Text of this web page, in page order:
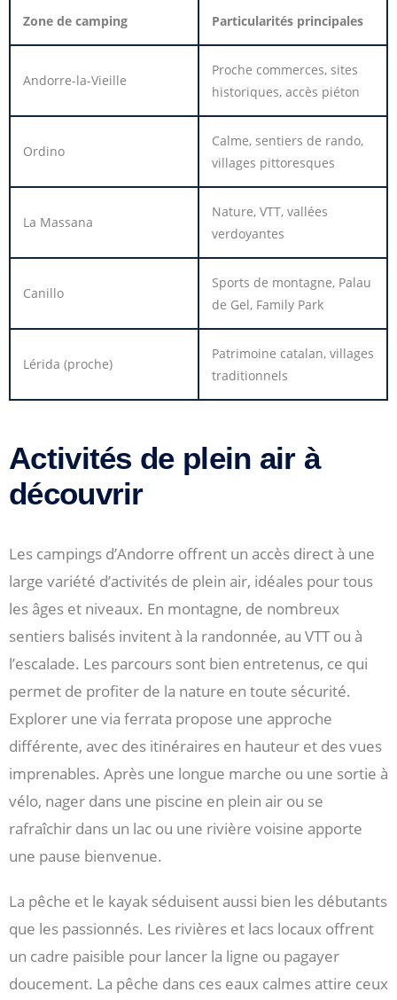
Zone de camping Particularités principales
Andorre-la-Vieille
Proche commerces, sites
historiques, accès piéton
Ordino
Calme, sentiers de rando,
villages pittoresques
La Massana
Nature, VTT, vallées
verdoyantes
Canillo
Sports de montagne, Palau
de Gel, Family Park
Lérida (proche)
Patrimoine catalan, villages
traditionnels
Activités de plein air à
découvrir
Les campings d’Andorre offrent un accès direct à une
large variété d’activités de plein air, idéales pour tous
les âges et niveaux. En montagne, de nombreux
sentiers balisés invitent à la randonnée, au VTT ou à
l’escalade. Les parcours sont bien entretenus, ce qui
permet de profiter de la nature en toute sécurité.
Explorer une via ferrata propose une approche
différente, avec des itinéraires en hauteur et des vues
imprenables. Après une longue marche ou une sortie à
vélo, nager dans une piscine en plein air ou se
rafraîchir dans un lac ou une rivière voisine apporte
une pause bienvenue.
La pêche et le kayak séduisent aussi bien les débutants
que les passionnés. Les rivières et lacs locaux offrent
un cadre paisible pour lancer la ligne ou pagayer
doucement. La pêche dans ces eaux calmes attire ceux